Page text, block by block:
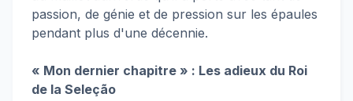
passion, de génie et de pression sur les épaules
pendant plus d'une décennie.
« Mon dernier chapitre » : Les adieux du Roi
de la Seleção